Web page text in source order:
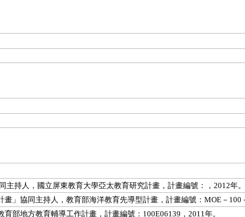
主持人，國立屏東教育大學亞太教育研究計畫，計畫編號：
，2012年。
」協同主持人，教育部海洋教育先導型計畫，計畫編號：MOE－100
部地方教育輔導工作計畫，計畫編號：100E06139 ，2011年。